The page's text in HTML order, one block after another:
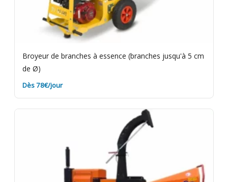
Broyeur de branches à essence (branches jusqu'à 5 cm
de Ø)
Dès 78€/jour